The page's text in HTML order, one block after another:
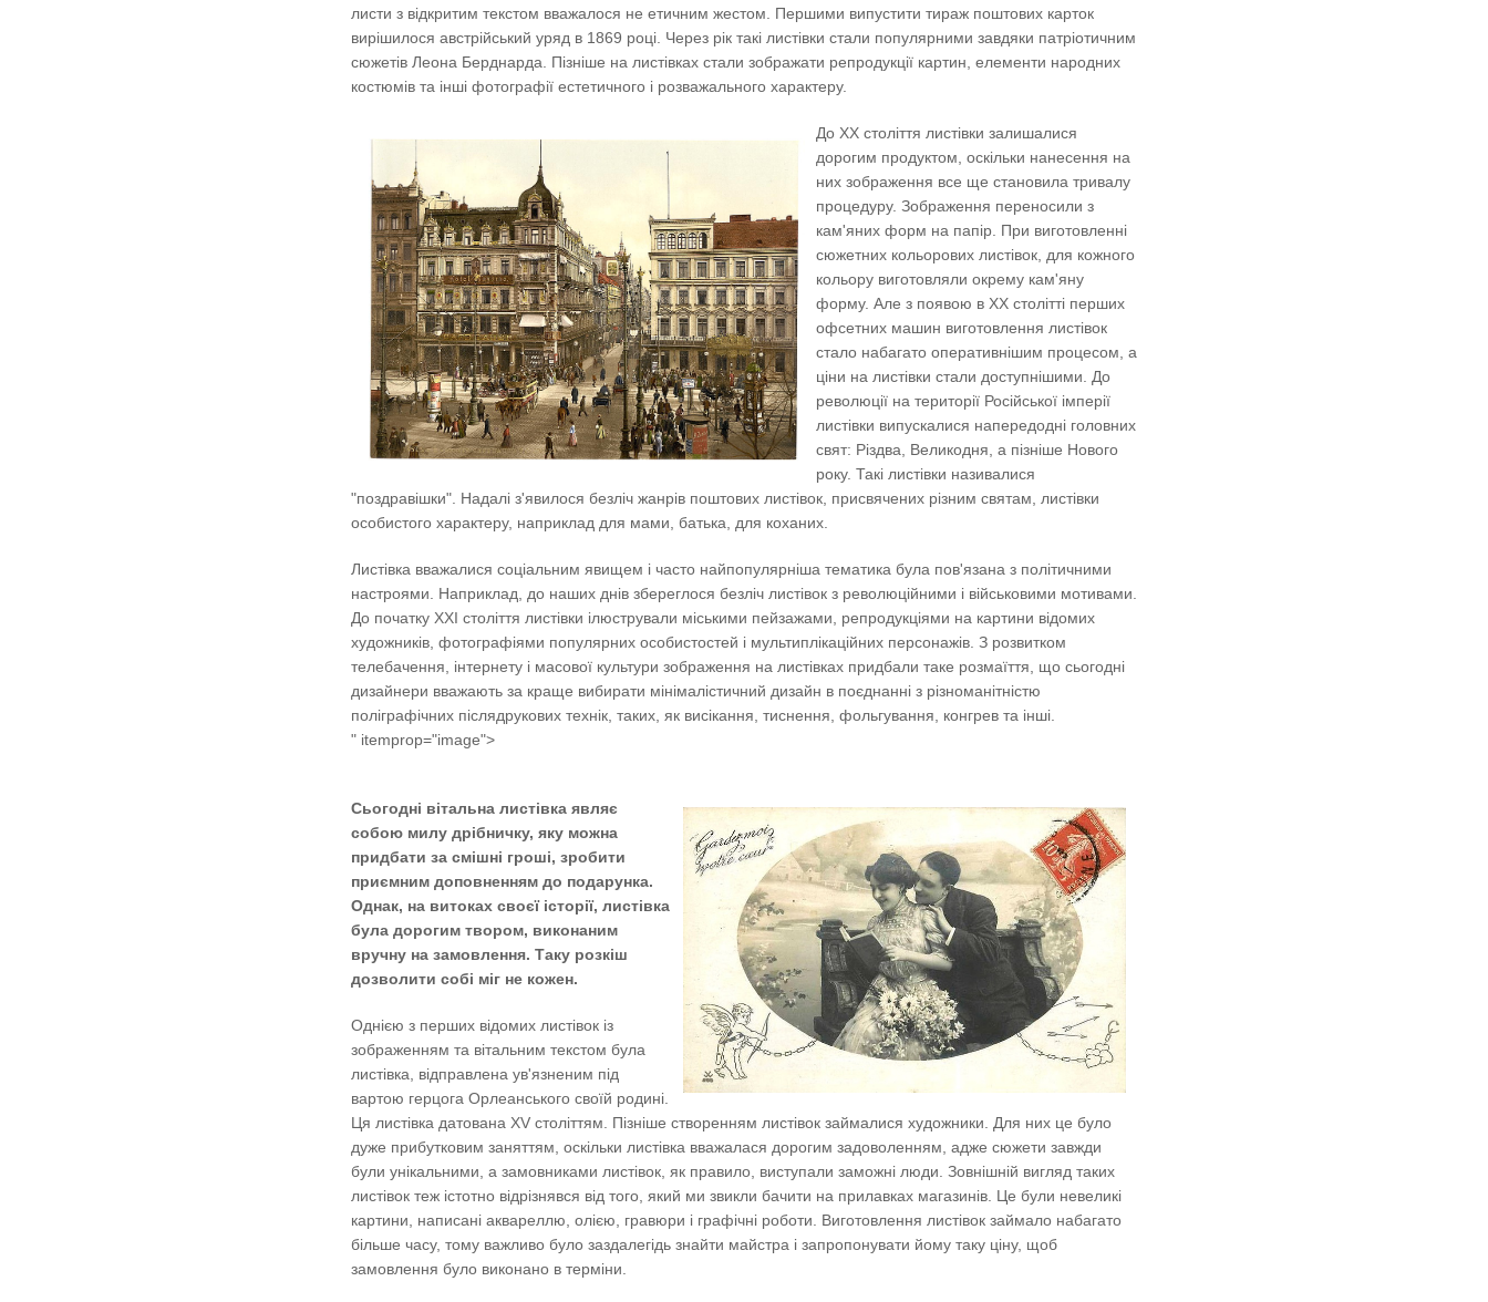
листи з відкритим текстом вважалося не етичним жестом. Першими випустити тираж поштових карток
вирішилося австрійський уряд в 1869 році. Через рік такі листівки стали популярними завдяки патріотичним
сюжетів Леона Берднарда. Пізніше на листівках стали зображати репродукції картин, елементи народних
костюмів та інші фотографії естетичного і розважального характеру.
До ХХ століття листівки залишалися
дорогим продуктом, оскільки нанесення на
них зображення все ще становила тривалу
процедуру. Зображення переносили з
кам'яних форм на папір. При виготовленні
сюжетних кольорових листівок, для кожного
кольору виготовляли окрему кам'яну
форму. Але з появою в ХХ столітті перших
офсетних машин виготовлення листівок
стало набагато оперативнішим процесом, а
ціни на листівки стали доступнішими. До
революції на території Російської імперії
листівки випускалися напередодні головних
свят: Різдва, Великодня, а пізніше Нового
року. Такі листівки називалися
"поздравішки". Надалі з'явилося безліч жанрів поштових листівок, присвячених різним святам, листівки
особистого характеру, наприклад для мами, батька, для коханих.
Листівка вважалися соціальним явищем і часто найпопулярніша тематика була пов'язана з політичними
настроями. Наприклад, до наших днів збереглося безліч листівок з революційними і військовими мотивами.
До початку XXI століття листівки ілюстрували міськими пейзажами, репродукціями на картини відомих
художників, фотографіями популярних особистостей і мультиплікаційних персонажів. З розвитком
телебачення, інтернету і масової культури зображення на листівках придбали таке розмаїття, що сьогодні
дизайнери вважають за краще вибирати мінімалістичний дизайн в поєднанні з різноманітністю
поліграфічних післядрукових технік, таких, як висікання, тиснення, фольгування, конгрев та інші.
" itemprop="image">
Сьогодні вітальна листівка являє
собою милу дрібничку, яку можна
придбати за смішні гроші, зробити
приємним доповненням до подарунка.
Однак, на витоках своєї історії, листівка
була дорогим твором, виконаним
вручну на замовлення. Таку розкіш
дозволити собі міг не кожен.
Однією з перших відомих листівок із
зображенням та вітальним текстом була
листівка, відправлена ​​ув'язненим під
вартою герцога Орлеанського своїй родині.
Ця листівка датована XV століттям. Пізніше створенням листівок займалися художники. Для них це було
дуже прибутковим заняттям, оскільки листівка вважалася дорогим задоволенням, адже сюжети завжди
були унікальними, а замовниками листівок, як правило, виступали заможні люди. Зовнішній вигляд таких
листівок теж істотно відрізнявся від того, який ми звикли бачити на прилавках магазинів. Це були невеликі
картини, написані аквареллю, олією, гравюри і графічні роботи. Виготовлення листівок займало набагато
більше часу, тому важливо було заздалегідь знайти майстра і запропонувати йому таку ціну, щоб
замовлення було виконано в терміни.